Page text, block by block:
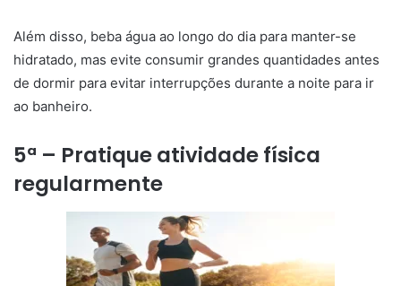
Além disso, beba água ao longo do dia para manter-se
hidratado, mas evite consumir grandes quantidades antes
de dormir para evitar interrupções durante a noite para ir
ao banheiro.
5ª – Pratique atividade física
regularmente